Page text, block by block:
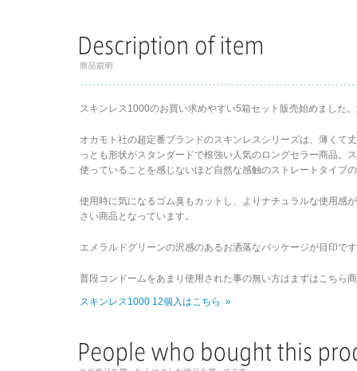
スキンレス1000のお買い求めやすい5箱セット販売始めました
オカモト社の超定番ブランドのスキンレスシリーズは、薄くて
っとも形状がスタンダードで根強い人気のロングセラー商品。
使っていることを感じないほど自然な感触のストレートタイプ
使用時に気になるゴム臭もカットし、よりナチュラルな使用感
さい商品となっています。
エメラルドグリーンの沢感のあるお洒落なパッケージが目印で
普段コンドームをあまり使用された事の無い方はまずはこちら
スキンレス1000 12個入はこちら »